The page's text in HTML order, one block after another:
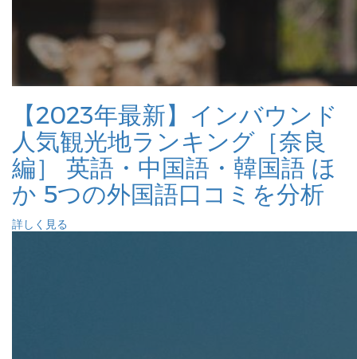
【2023年最新】インバウンド
人気観光地ランキング［奈良
編］ 英語・中国語・韓国語 ほ
か 5つの外国語口コミを分析
詳しく見る